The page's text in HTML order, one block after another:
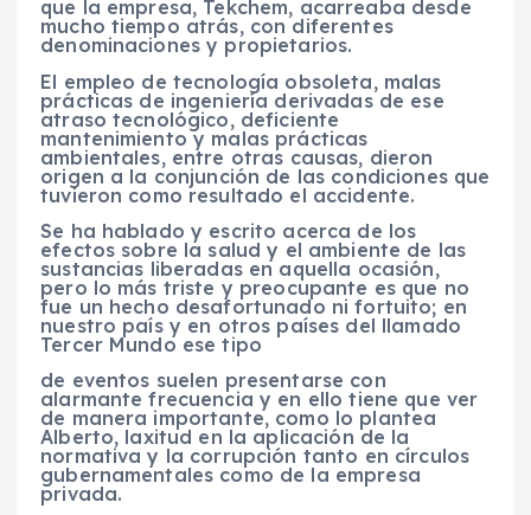
que la empresa, Tekchem, acarreaba desde
mucho tiempo atrás, con diferentes
denominaciones y propietarios.
El empleo de tecnología obsoleta, malas
prácticas de ingeniería derivadas de ese
atraso tecnológico, deficiente
mantenimiento y malas prácticas
ambientales, entre otras causas, dieron
origen a la conjunción de las condiciones que
tuvieron como resultado el accidente.
Se ha hablado y escrito acerca de los
efectos sobre la salud y el ambiente de las
sustancias liberadas en aquella ocasión,
pero lo más triste y preocupante es que no
fue un hecho desafortunado ni fortuito; en
nuestro país y en otros países del llamado
Tercer Mundo ese tipo
de eventos suelen presentarse con
alarmante frecuencia y en ello tiene que ver
de manera importante, como lo plantea
Alberto, laxitud en la aplicación de la
normativa y la corrupción tanto en círculos
gubernamentales como de la empresa
privada.